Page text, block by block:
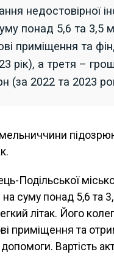
недостовірної
понад 5,6 та 3,5
приміщення та
рік), а третя –
(за 2022 та 2023
Подільської
на суму понад 5,6
літак. Його
приміщення та
Вартість